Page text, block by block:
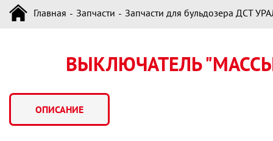
Главная Запчасти Запчасти для бульдозера ДСТ
ВЫКЛЮЧАТЕЛЬ
ОПИСАНИЕ